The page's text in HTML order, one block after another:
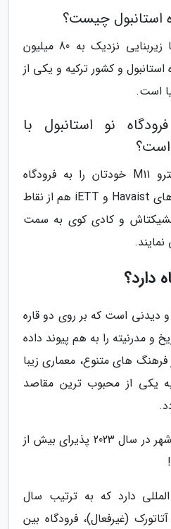
استانبول چیست؟
فرودگاه نو استانبول؛ که با زیربنایی نزدیک به 80 میلیون
استانبول و کشور ترکیه و یکی از
است.
نو استانبول با
است؟
شما می توانید از خط مترو M11 خودتان را به فرودگاه
استانبول برسانید. اتوبوس های Havaist و iETT هم از نقاط
و کادی کوی به سمت
دارد؟
و دیدنی است که بر روی دو قاره
و مدرنیته را به هم پیوند داده
های متنوع، معماری زیبا
یکی از محبوب ترین مقاصد
جالب است بدانید که این شهر در سال 2023 پذیرای بیش از
بین المللی دارد که به ترتیب سال
(غیرفعال)، فرودگاه بین